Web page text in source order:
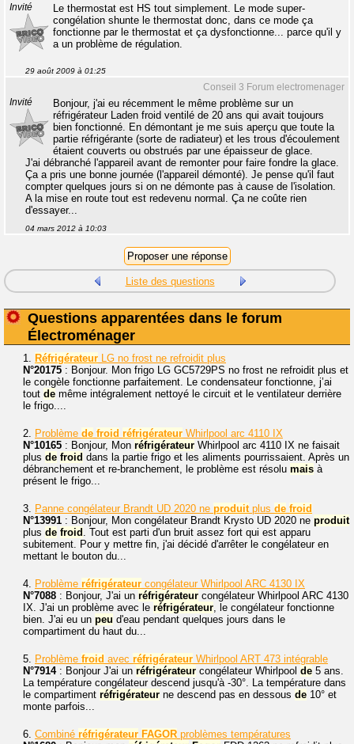
Invité
Le thermostat est HS tout simplement. Le mode super-
congélation shunte le thermostat donc, dans ce mode ça
fonctionne par le thermostat et ça dysfonctionne... parce qu'il y
a un problème de régulation.
29 août 2009 à 01:25
Conseil 3 Forum electromenager
Invité
Bonjour, j'ai eu récemment le même problème sur un
réfrigérateur Laden froid ventilé de 20 ans qui avait toujours
bien fonctionné. En démontant je me suis aperçu que toute la
partie réfrigérante (sorte de radiateur) et les trous d'écoulement
étaient couverts ou obstrués par une épaisseur de glace.
J'ai débranché l'appareil avant de remonter pour faire fondre la glace.
Ça a pris une bonne journée (l'appareil démonté). Je pense qu'il faut
compter quelques jours si on ne démonte pas à cause de l'isolation.
A la mise en route tout est redevenu normal. Ça ne coûte rien
d'essayer...
04 mars 2012 à 10:03
Liste des questions
Questions apparentées dans le forum
Électroménager
1. Réfrigérateur LG no frost ne refroidit plus
N°20175 : Bonjour. Mon frigo LG GC5729PS no frost ne refroidit plus et
le congèle fonctionne parfaitement. Le condensateur fonctionne, j’ai
tout de même intégralement nettoyé le circuit et le ventilateur derrière
le frigo....
2. Problème de froid réfrigérateur Whirlpool arc 4110 IX
N°10165 : Bonjour, Mon réfrigérateur Whirlpool arc 4110 IX ne faisait
plus de froid dans la partie frigo et les aliments pourrissaient. Après un
débranchement et re-branchement, le problème est résolu mais à
présent le frigo...
3. Panne congélateur Brandt UD 2020 ne produitplus de froid
N°13991 : Bonjour, Mon congélateur Brandt Krysto UD 2020 ne produit
plus de froid . Tout est parti d'un bruit assez fort qui est apparu
subitement. Pour y mettre fin, j'ai décidé d'arrêter le congélateur en
mettant le bouton du...
4. Problème réfrigérateur congélateur Whirlpool ARC 4130 IX
N°7088 : Bonjour, J'ai un réfrigérateur congélateur Whirlpool ARC 4130
IX. J'ai un problème avec le réfrigérateur, le congélateur fonctionne
bien. J'ai eu un peu d'eau pendant quelques jours dans le
compartiment du haut du...
5. Problème froid avec réfrigérateur Whirlpool ART 473 intégrable
N°7914: Bonjour J'ai un réfrigérateur congélateur Whirlpool de 5 ans.
La température congélateur descend jusqu'à -30°. La température dans
le compartiment réfrigérateur ne descend pas en dessous de 10° et
monte parfois...
6. Combiné réfrigérateur FAGOR problèmes températures